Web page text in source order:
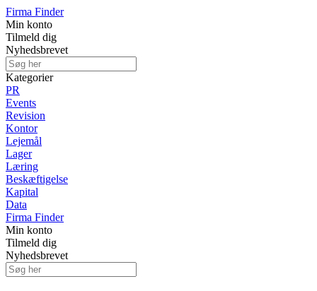
Firma Finder
Min konto
Tilmeld dig
Nyhedsbrevet
Kategorier
PR
Events
Revision
Kontor
Lejemål
Lager
Læring
Beskæftigelse
Kapital
Data
Firma Finder
Min konto
Tilmeld dig
Nyhedsbrevet